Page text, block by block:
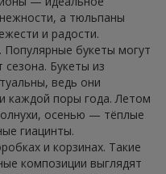
а тюльпаны
и радости.
. Популярные букеты могут
Букеты из
ведь они
каждой поры года. Летом
осенью — тёплые
гиацинты.
и корзинах. Такие
композиции выглядят